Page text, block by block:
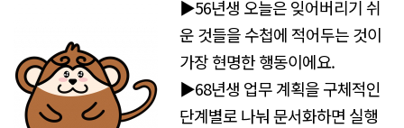
▶56년생 오늘은 잊어버리기 쉬
운 것들을 수첩에 적어두는 것이
가장 현명한 행동이에요.
▶68년생 업무 계획을 구체적인
단계별로 나눠 문서화하면 실행